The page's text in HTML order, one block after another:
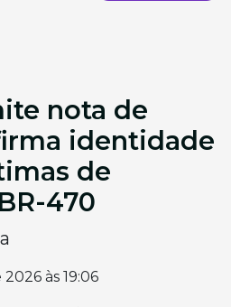
nota de
identidade
de
470
às 19:06